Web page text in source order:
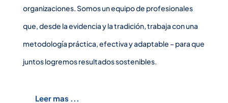
organizaciones. Somos un equipo de profesionales
que, desde la evidencia y la tradición, trabaja con una
metodología práctica, efectiva y adaptable – para que
juntos logremos resultados sostenibles.
Leer mas ...